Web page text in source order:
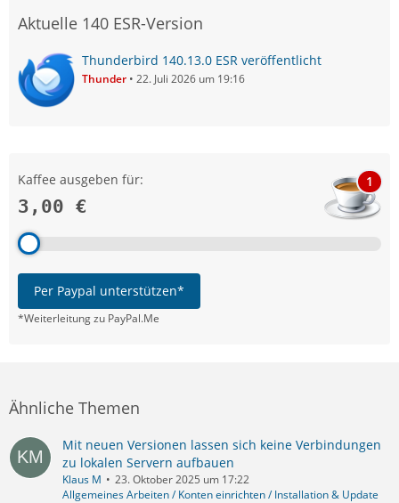
Aktuelle 140 ESR-Version
Thunderbird 140.13.0 ESR veröffentlicht
Thunder 22. Juli 2026 um 19:16
Kaffee ausgeben für:
3,00 €
1
Per Paypal unterstützen*
*Weiterleitung zu PayPal.Me
Ähnliche Themen
Mit neuen Versionen lassen sich keine Verbindungen
zu lokalen Servern aufbauen
Klaus M
23. Oktober 2025 um 17:22
Allgemeines Arbeiten / Konten einrichten / Installation & Update